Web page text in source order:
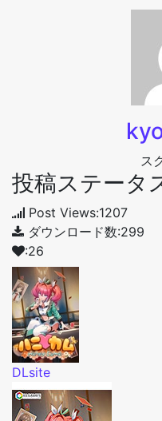
ス
投稿ステータ
Post Views:1207
ダウンロード数:299
:26
DLsite